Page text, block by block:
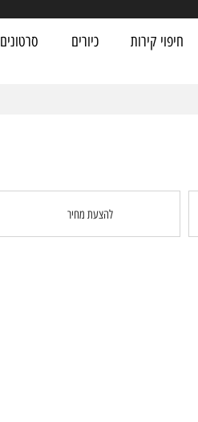
חיפוי קירות כיורים סרטונים
להצעת מחיר